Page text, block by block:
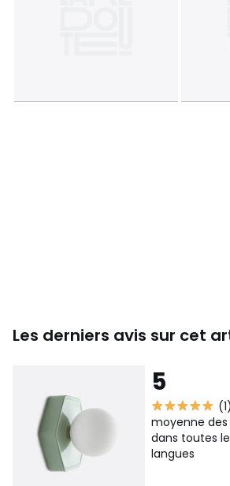
Les derniers avis sur cet
5
(1)
moyenne des
dans toutes
langues